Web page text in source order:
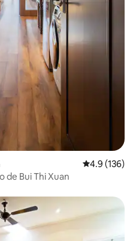
Calificación
4.9 (136)
de Bui Thi Xuan